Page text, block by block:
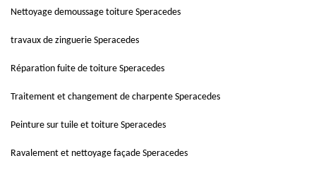
Nettoyage demoussage toiture Speracedes
travaux de zinguerie Speracedes
Réparation fuite de toiture Speracedes
Traitement et changement de charpente Speracedes
Peinture sur tuile et toiture Speracedes
Ravalement et nettoyage façade Speracedes